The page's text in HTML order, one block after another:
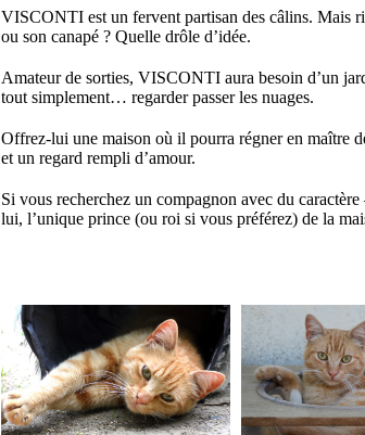
VISCONTI est un fervent partisan des câlins. Mais
ou son canapé ? Quelle drôle d’idée.
Amateur de sorties, VISCONTI aura besoin d’un
tout simplement… regarder passer les nuages.
Offrez-lui une maison où il pourra régner en maître
et un regard rempli d’amour.
Si vous recherchez un compagnon avec du
lui, l’unique prince (ou roi si vous préférez) de la